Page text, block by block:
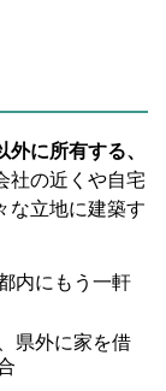
に所有する、
社の近くや自宅
な立地に建築す
内にもう一軒
県外に家を借